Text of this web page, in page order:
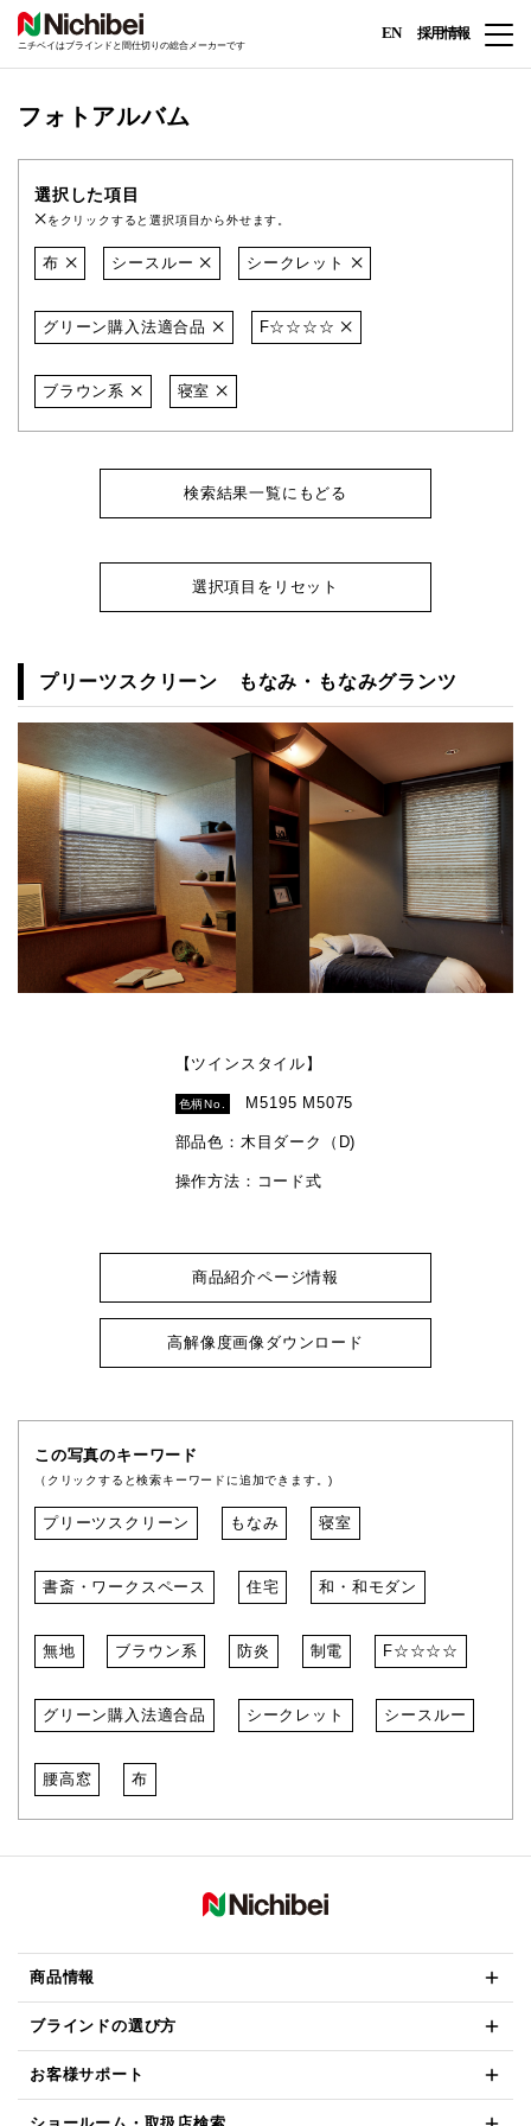
ニチベイはブラインドと間仕切りの総合メーカーです
EN 採用情報
フォトアルバム
選択した項目
をクリックすると選択項目から外せます。
布 シースルー シークレット
グリーン購入法適合品 F☆☆☆☆
ブラウン系 寝室
検索結果一覧にもどる
選択項目をリセット
プリーツスクリーン もなみ・もなみグランツ
【ツインスタイル】
色柄No. M5195 M5075
部品色：木目ダーク（D)
操作方法：コード式
商品紹介ページ情報
高解像度画像ダウンロード
この写真のキーワード
（クリックすると検索キーワードに追加できます。)
プリーツスクリーン もなみ 寝室
書斎・ワークスペース 住宅 和・和モダン
無地 ブラウン系 防炎 制電 F☆☆☆☆
グリーン購入法適合品 シークレット シースルー
腰高窓 布
商品情報
ブラインドの選び方
お客様サポート